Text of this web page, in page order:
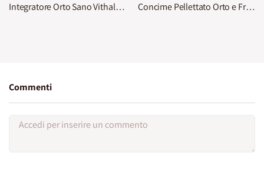
Integratore Orto Sano Vithal Bio Concime Pellettato Orto e Frutteto Naturen
Commenti